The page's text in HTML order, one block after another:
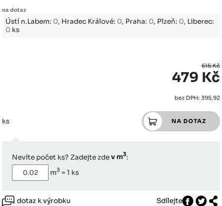
na dotaz
Ústí n.Labem: 0, Hradec Králové: 0, Praha: 0, Plzeň: 0, Liberec:
0 ks
515 Kč
479 Kč
bez DPH: 395,92
ks
Nevíte počet ks? Zadejte zdev m3:
m3 =1 ks
dotaz k výrobku
Sdílejte